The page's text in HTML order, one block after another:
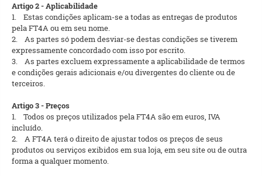
Artigo 2 - Aplicabilidade
1. Estas condições aplicam-se a todas as entregas de produtos
pela FT4A ou em seu nome.
2. As partes só podem desviar-se destas condições se tiverem
expressamente concordado com isso por escrito.
3. As partes excluem expressamente a aplicabilidade de termos
e condições gerais adicionais e/ou divergentes do cliente ou de
terceiros.
Artigo 3 - Preços
1. Todos os preços utilizados pela FT4A são em euros, IVA
incluído.
2. A FT4A terá o direito de ajustar todos os preços de seus
produtos ou serviços exibidos em sua loja, em seu site ou de outra
forma a qualquer momento.